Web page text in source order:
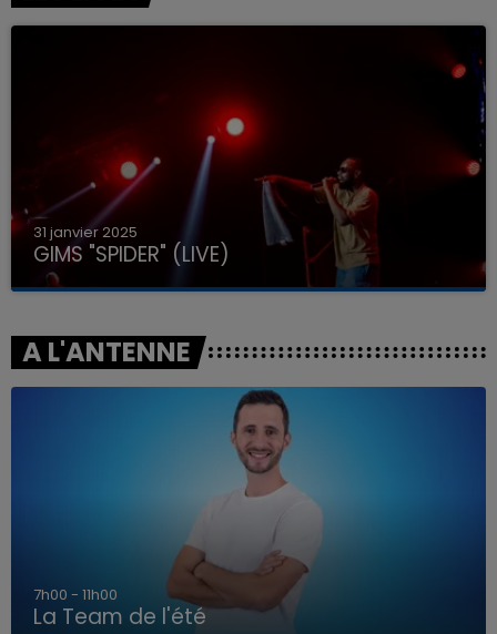
31 janvier 2025
GIMS "SPIDER" (LIVE)
A L'ANTENNE
7h00 - 11h00
La Team de l'été